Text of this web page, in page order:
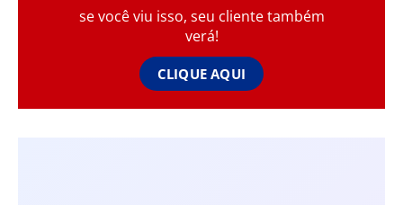
se você viu isso, seu cliente também
verá!
CLIQUE AQUI